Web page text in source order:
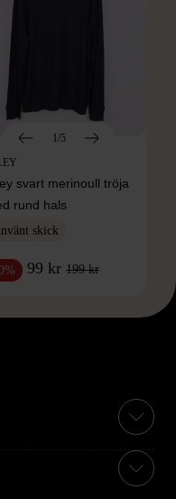
1/5
svart merinoull tröja
rund hals
skick
99 kr 199 kr